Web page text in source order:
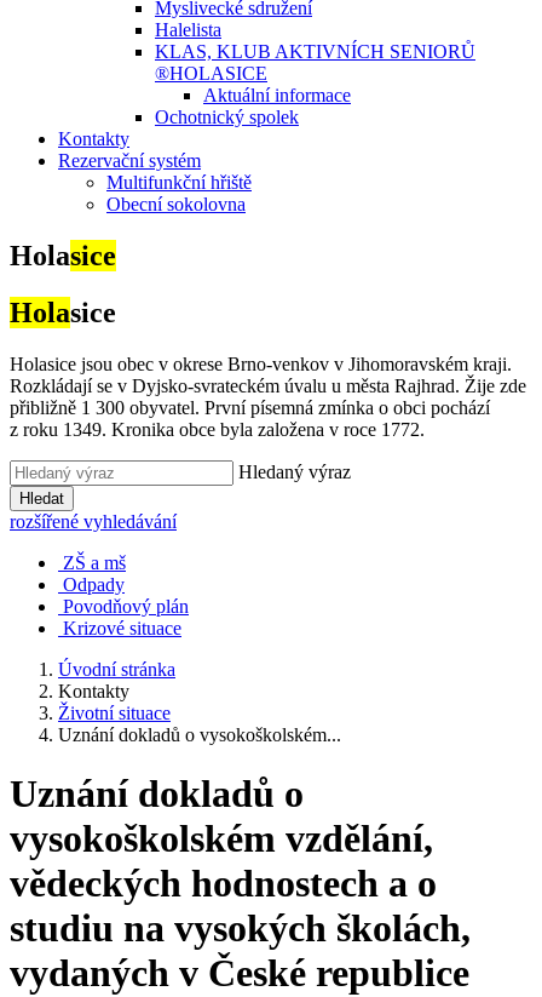
Myslivecké sdružení
Halelista
KLAS, KLUB AKTIVNÍCH SENIORŮ
®HOLASICE
Aktuální informace
Ochotnický spolek
Kontakty
Rezervační systém
Multifunkční hřiště
Obecní sokolovna
Holasice
Holasice
Holasice jsou obec v okrese Brno-venkov v Jihomoravském kraji.
Rozkládají se v Dyjsko-svrateckém úvalu u města Rajhrad. Žije zde
přibližně 1 300 obyvatel. První písemná zmínka o obci pochází
z roku 1349. Kronika obce byla založena v roce 1772.
Hledaný výraz
Hledat
rozšířené vyhledávání
ZŠ a mš
Odpady
Povodňový plán
Krizové situace
Úvodní stránka
Kontakty
Životní situace
Uznání dokladů o vysokoškolském...
Uznání dokladů o
vysokoškolském vzdělání,
vědeckých hodnostech a o
studiu na vysokých školách,
vydaných v České republice